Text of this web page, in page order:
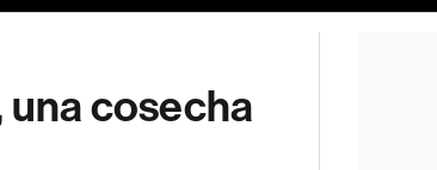
una cosecha